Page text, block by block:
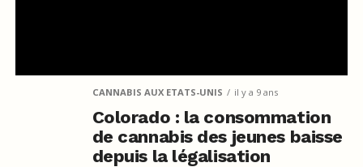
CANNABIS AUX ETATS-UNIS il y a 9 ans
Colorado : la consommation
de cannabis des jeunes baisse
depuis la légalisation